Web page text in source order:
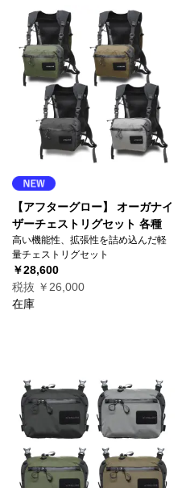
【アフターグロー】 オーガナイ
ザーチェストリグセット 各種
高い機能性、拡張性を詰め込んだ軽
量チェストリグセット
￥28,600
税抜 ￥26,000
在庫